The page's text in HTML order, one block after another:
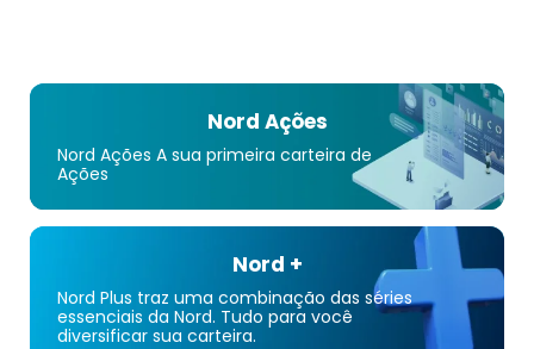
Nord Ações
Nord Ações A sua primeira carteira de
Ações
Nord +
Nord Plus traz uma combinação das séries
essenciais da Nord. Tudo para você
diversificar sua carteira.